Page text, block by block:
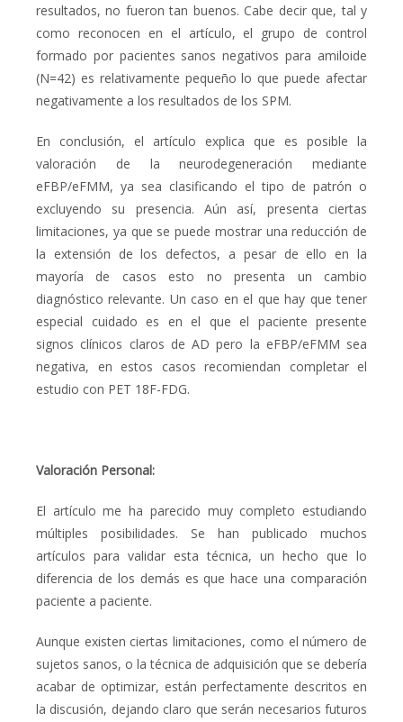
resultados, no fueron tan buenos. Cabe decir que, tal y
como reconocen en el artículo, el grupo de control
formado por pacientes sanos negativos para amiloide
(N=42) es relativamente pequeño lo que puede afectar
negativamente a los resultados de los SPM.
En conclusión, el artículo explica que es posible la
valoración de la neurodegeneración mediante
eFBP/eFMM, ya sea clasificando el tipo de patrón o
excluyendo su presencia. Aún así, presenta ciertas
limitaciones, ya que se puede mostrar una reducción de
la extensión de los defectos, a pesar de ello en la
mayoría de casos esto no presenta un cambio
diagnóstico relevante. Un caso en el que hay que tener
especial cuidado es en el que el paciente presente
signos clínicos claros de AD pero la eFBP/eFMM sea
negativa, en estos casos recomiendan completar el
estudio con PET 18F-FDG.
Valoración Personal:
El artículo me ha parecido muy completo estudiando
múltiples posibilidades. Se han publicado muchos
artículos para validar esta técnica, un hecho que lo
diferencia de los demás es que hace una comparación
paciente a paciente.
Aunque existen ciertas limitaciones, como el número de
sujetos sanos, o la técnica de adquisición que se debería
acabar de optimizar, están perfectamente descritos en
la discusión, dejando claro que serán necesarios futuros